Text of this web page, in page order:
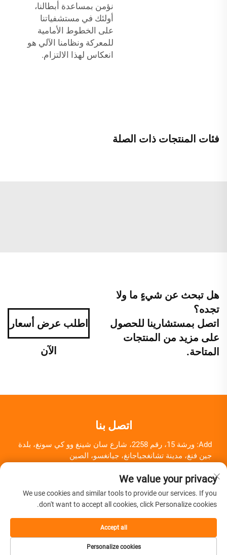
نؤمن بمساعدة أبطالنا،
أولئك في مستشفياتنا
على الخطوط الأمامية
للمعركة ونظامنا الآلي هو
انعكاس لهذا الالتزام.
فئات المنتجات ذات الصلة
هل تبحث عن شيءٍ ما ولا
تجده؟
اتصل بمستشارينا للحصول
على مزيد من المنتجات
المتاحة.
اطلب عرض أسعار
الآن
اتصل بنا
Add: ورشة 15، رقم 2258، شارع سان شينغ وو كي سونغ، بلدة
جين فنغ، مدينة تشانغجياجانغ، جيانغسو، الصين
البريد الإلكتروني:
حقوق النشر © شركة تشانغجياجانغ هيروي لمعدات المعدات الطبية
المحدودة جميع الحقوق محفوظة -سياسة الخصوصية
We value your privacy
We use cookies and similar tools to provide our services. If you
don't want to accept all cookies, click Personalize cookies.
Personalize cookies
Accept all